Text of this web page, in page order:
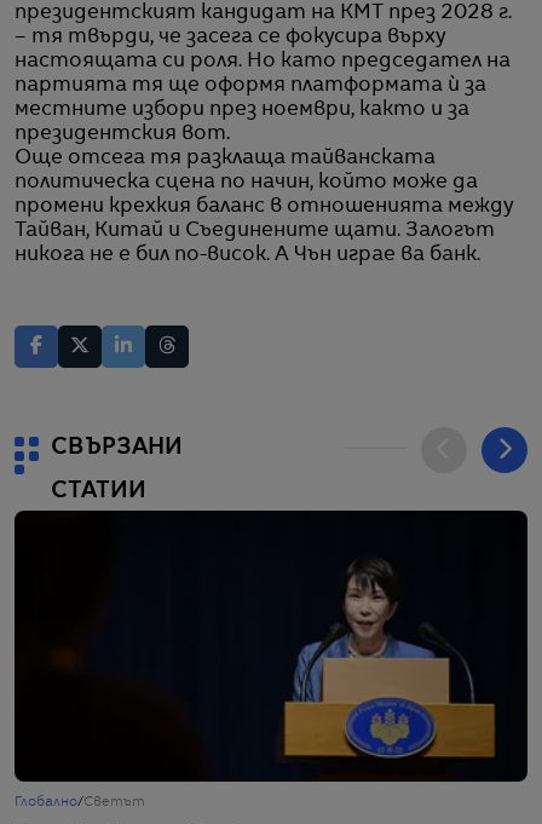
президентският кандидат на КМТ през 2028 г.
– тя твърди, че засега се фокусира върху
настоящата си роля. Но като председател на
партията тя ще оформя платформата ѝ за
местните избори през ноември, както и за
президентския вот.
Още отсега тя разклаща тайванската
политическа сцена по начин, който може да
промени крехкия баланс в отношенията между
Тайван, Китай и Съединените щати. Залогът
никога не е бил по-висок. А Чън играе ва банк.
СВЪРЗАНИ
СТАТИИ
Глобално/Светът